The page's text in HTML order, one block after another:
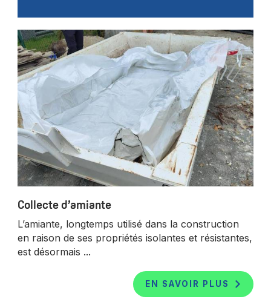
Collecte d’amiante
L’amiante, longtemps utilisé dans la construction
en raison de ses propriétés isolantes et résistantes,
est désormais ...
EN SAVOIR PLUS